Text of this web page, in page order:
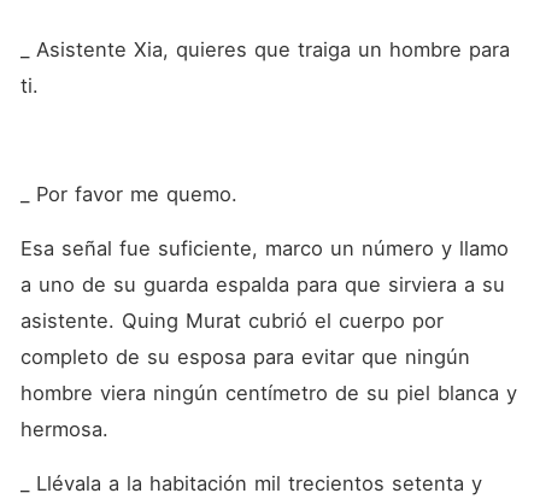
_ Asistente Xia, quieres que traiga un hombre para
ti.
_ Por favor me quemo.
Esa señal fue suficiente, marco un número y llamo
a uno de su guarda espalda para que sirviera a su
asistente. Quing Murat cubrió el cuerpo por
completo de su esposa para evitar que ningún
hombre viera ningún centímetro de su piel blanca y
hermosa.
_ Llévala a la habitación mil trecientos setenta y